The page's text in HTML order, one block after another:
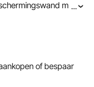
met 4
lasdeken,
...
of bespaar